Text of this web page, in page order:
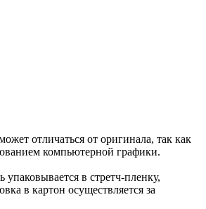
отличаться от оригинала, так как
компьютерной графики.
в стретч-пленку,
в картон осуществляется за